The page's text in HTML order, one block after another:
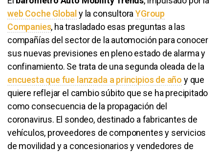
web Coche Globaly la consultoraYGroup
Companies, ha trasladado esas preguntas a las
compañías del sector de la automoción para conocer
sus nuevas previsiones en pleno estado de alarma y
confinamiento. Se trata de una segunda oleada de la
encuesta que fue lanzada a principios de año y que
quiere reflejar el cambio súbito que se ha precipitado
como consecuencia de la propagación del
coronavirus. El sondeo, destinado a fabricantes de
vehículos, proveedores de componentes y servicios
de movilidad y a concesionarios y vendedores de